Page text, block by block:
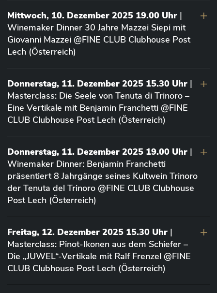
Mittwoch, 10. Dezember 2025 19.00 Uhr |
Winemaker Dinner 30 Jahre Mazzei Siepi mit
Giovanni Mazzei @FINE CLUB Clubhouse Post
Lech (Österreich)
Donnerstag, 11. Dezember 2025 15.30 Uhr |
Masterclass: Die Seele von Tenuta di Trinoro –
Eine Vertikale mit Benjamin Franchetti @FINE
CLUB Clubhouse Post Lech (Österreich)
Donnerstag, 11. Dezember 2025 19.00 Uhr |
Winemaker Dinner: Benjamin Franchetti
präsentiert 8 Jahrgänge seines Kultwein Trinoro
der Tenuta del Trinoro @FINE CLUB Clubhouse
Post Lech (Österreich)
Freitag, 12. Dezember 2025 15.30 Uhr |
Masterclass: Pinot-Ikonen aus dem Schiefer –
Die „JUWEL“-Vertikale mit Ralf Frenzel @FINE
CLUB Clubhouse Post Lech (Österreich)